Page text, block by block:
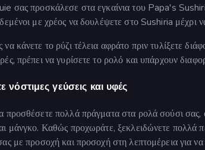
σας προσκάλεσε στα εγκαίνια του Papa's
με χρέος να δουλέψετε στο Sushiria μέχρι
κάνετε το ρύζι τέλεια αφράτο πριν τυλίξετε
πρέπει να γυρίσετε το ρολό και υπάρχουν
νόστιμες γεύσεις και υφές
προσθέσετε πολλά πράγματα στα ρολά σούσι
μάνγκο. Καθώς προχωράτε, ξεκλειδώνετε πολλά
με προσοχή και προσοχή στη λεπτομέρεια για